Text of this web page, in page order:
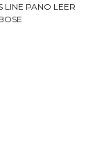
LINE PANO LEER